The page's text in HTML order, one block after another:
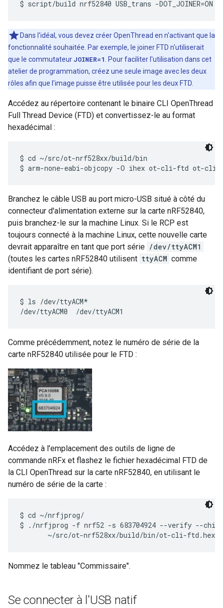
Dans l'idéal, vous devez créer OpenThread en n'activant que la
fonctionnalité souhaitée. Par exemple, le joiner FTD n'utiliserait
que le commutateurJOINER=1. Pour faciliter l'utilisation dans cet
atelier de programmation, créez une seule image avec les deux
rôles afin que l'image puisse être utilisée pour les deux FTD.
Accédez au répertoire contenant le binaire CLI OpenThread
Full Thread Device (FTD) et convertissez-le au format
hexadécimal :
$ cd ~/src/ot-nrf528xx/build/bin
Branchez le câble USB au port micro-USB situé à côté du
connecteur d'alimentation externe sur la carte nRF52840,
puis branchez-le sur la machine Linux. Si le RCP est
toujours connecté à la machine Linux, cette nouvelle carte
devrait apparaître en tant que port série /dev/ttyACM1
(toutes les cartes nRF52840 utilisent ttyACM comme
identifiant de port série).
$ ls /dev/ttyACM*
Comme précédemment, notez le numéro de série de la
carte nRF52840 utilisée pour le FTD :
Accédez à l'emplacement des outils de ligne de
commande nRFx et flashez le fichier hexadécimal FTD de
la CLI OpenThread sur la carte nRF52840, en utilisant le
numéro de série de la carte :
$ cd ~/nrfjprog/
$ ./nrfjprog -f nrf52 -s 683704924 --verify --
Nommez le tableau "Commissaire".
Se connecter à l'USB natif